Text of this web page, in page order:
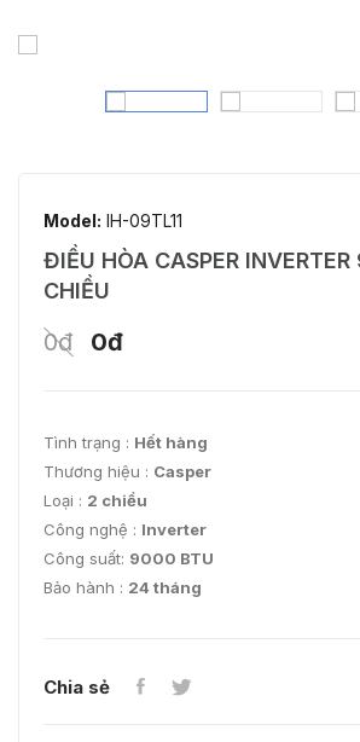
Model: IH-09TL11
ĐIỀU HÒA CASPER
CHIỀU
0đ 0đ
Tình trạng : Hết hàng
Thương hiệu : Casper
Loại : 2 chiều
Công nghệ : Inverter
Công suất: 9000 BTU
Bảo hành : 24 tháng
Chia sẻ